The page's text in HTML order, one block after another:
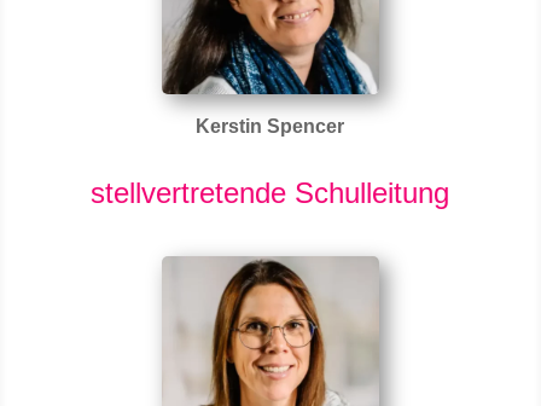
Kerstin Spencer
stellvertretende Schulleitung